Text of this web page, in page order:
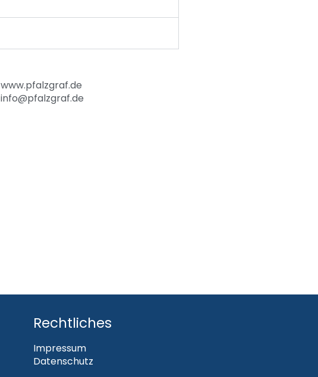
www.pfalzgraf.de
info@pfalzgraf.de
Rechtliches
Impressum
Datenschutz